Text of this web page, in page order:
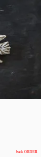
back ORDER